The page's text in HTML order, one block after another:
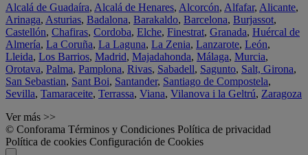
Alcalá de Guadaíra, Alcalá de Henares, Alcorcón, Alfafar, Alicante,
Arinaga, Asturias, Badalona, Barakaldo, Barcelona, Burjassot,
Castellón, Chafiras, Cordoba, Elche, Finestrat, Granada, Huércal de
Almería, La Coruña, La Laguna, La Zenia, Lanzarote, León,
Lleida, Los Barrios, Madrid, Majadahonda, Málaga, Murcia,
Orotava, Palma, Pamplona, Rivas, Sabadell, Sagunto, Salt, Girona,
San Sebastian, Sant Boi, Santander, Santiago de Compostela,
Sevilla, Tamaraceite, Terrassa, Viana, Vilanova i la Geltrú, Zaragoza
Ver más >>
© Conforama Términos y Condiciones Política de privacidad
Política de cookies Configuración de Cookies